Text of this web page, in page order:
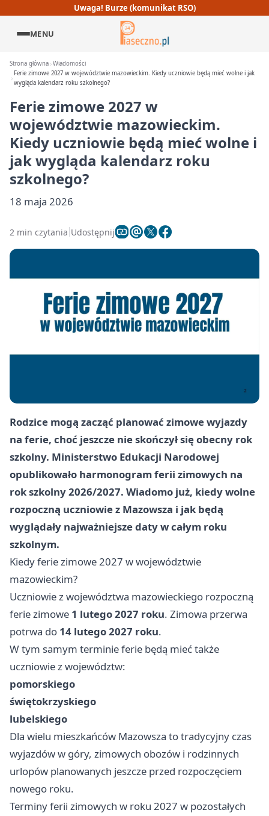
Uwaga! Burze (komunikat RSO)
MENU
Strona główna Wiadomości
Ferie zimowe 2027 w województwie mazowieckim. Kiedy uczniowie będą mieć wolne i jak
wygląda kalendarz roku szkolnego?
Ferie zimowe 2027 w
województwie mazowieckim.
Kiedy uczniowie będą mieć wolne i
jak wygląda kalendarz roku
szkolnego?
18 maja 2026
2 min czytania Udostępnij
Rodzice mogą zacząć planować zimowe wyjazdy
na ferie, choć jeszcze nie skończył się obecny rok
szkolny. Ministerstwo Edukacji Narodowej
opublikowało harmonogram ferii zimowych na
rok szkolny 2026/2027. Wiadomo już, kiedy wolne
rozpoczną uczniowie z Mazowsza i jak będą
wyglądały najważniejsze daty w całym roku
szkolnym.
Kiedy ferie zimowe 2027 w województwie
mazowieckim?
Uczniowie z województwa mazowieckiego rozpoczną
ferie zimowe 1 lutego 2027 roku. Zimowa przerwa
potrwa do 14 lutego 2027 roku.
W tym samym terminie ferie będą mieć także
uczniowie z województw:
pomorskiego
świętokrzyskiego
lubelskiego
Dla wielu mieszkańców Mazowsza to tradycyjny czas
wyjazdów w góry, zimowych obozów i rodzinnych
urlopów planowanych jeszcze przed rozpoczęciem
nowego roku.
Terminy ferii zimowych w roku 2027 w pozostałych